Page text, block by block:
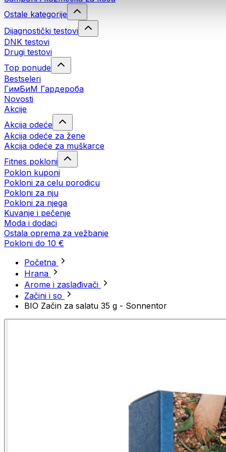
Ostale kategorije
Dijagnostički testovi
DNK testovi
Drugi testovi
Top ponude
Bestseleri
ГимБиМ Гардeробa
Novosti
Akcije
Akcija odeće
Akcija odeće za žene
Akcija odeće za muškarce
Fitnes pokloni
Poklon kuponi
Pokloni za celu porodicu
Pokloni za nju
Pokloni za njega
Kuvanje i pečenje
Moda i dodaci
Ostala oprema za vežbanje
Pokloni do 10 €
Početna
Hrana
Arome i zaslađivači
Začini i so
BIO Začin za salatu 35 g - Sonnentor